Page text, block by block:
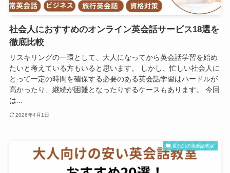
社会人におすすめのオンライン英会話サービス18選を
徹底比較
リスキリングの一環として、大人になってから英会話学習を始め
たいと考えている方もいると思います。 しかし、忙しい社会人に
とって一定の時間を確保する必要のある英会話学習はハードルが
高かったり、継続が困難となったりするケースもあります。 今回
は...
2026年4月1日
世代別の英会話教室